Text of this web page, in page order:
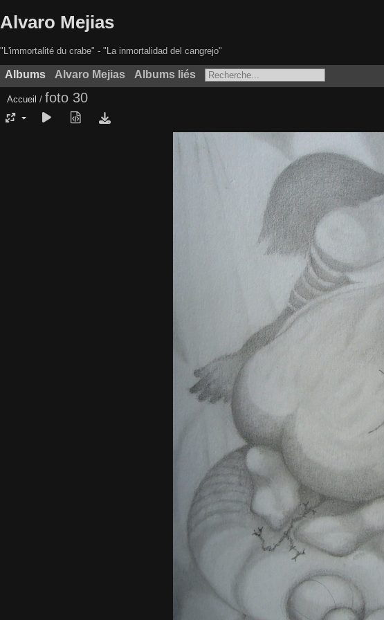
Alvaro Mejias
"L'immortalité du crabe" - "La inmortalidad del cangrejo"
Albums Alvaro Mejias Albums liés
Accueil / foto 30